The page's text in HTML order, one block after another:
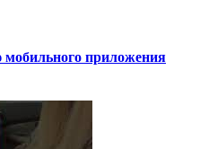
приложения